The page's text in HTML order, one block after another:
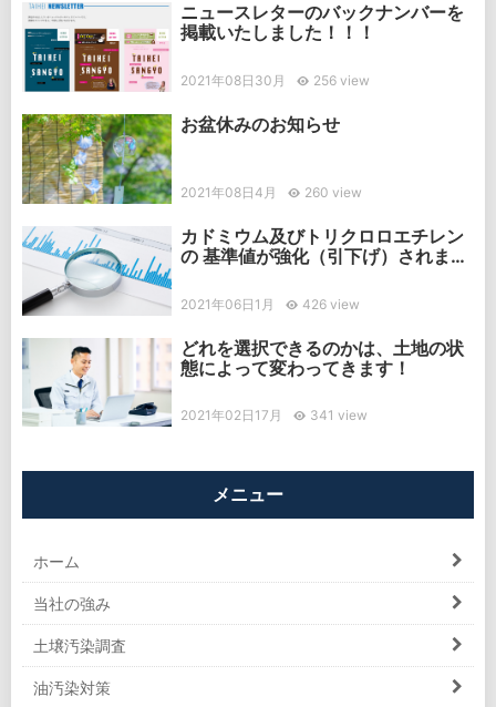
ニュースレターのバックナンバーを
掲載いたしました！！！
2021年08日30月 256 view
お盆休みのお知らせ
2021年08日4月 260 view
カドミウム及びトリクロロエチレン
の 基準値が強化（引下げ）されまし
2021年06日1月 426 view
どれを選択できるのかは、土地の状
態によって変わってきます！
2021年02日17月 341 view
メニュー
ホーム
当社の強み
土壌汚染調査
油汚染対策